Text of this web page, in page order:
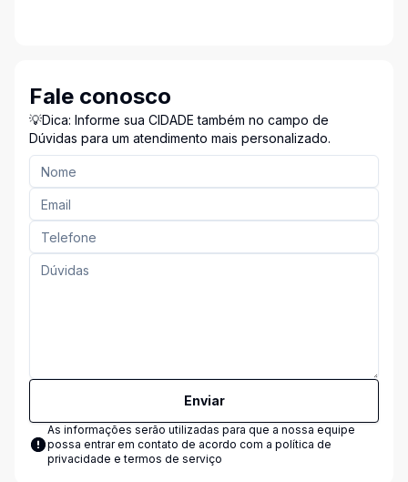
Fale conosco
💡Dica: Informe sua CIDADE também no campo de
Dúvidas para um atendimento mais personalizado.
Enviar
As informações serão utilizadas para que a nossa equipe
possa entrar em contato de acordo com a política de
privacidade e termos de serviço